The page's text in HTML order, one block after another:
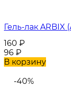
Гель-лак
160 ₽
96 ₽
В корзину
-40%